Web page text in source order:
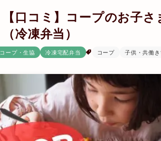
【口コミ】コープのお子
（冷凍弁当）
コープ・生協 冷凍宅配弁当 コープ 子供・共働